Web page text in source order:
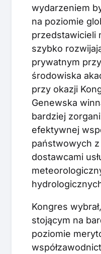
wydarzeniem
na poziomie
przedstawicieli
szybko
prywatnym
środowiska
przy okazji
Genewska
bardziej
efektywnej
państwowych
dostawcami
Kongres
stojącym na
poziomie